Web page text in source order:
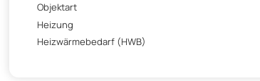
Objektart
Heizung
Heizwärmebedarf (HWB)